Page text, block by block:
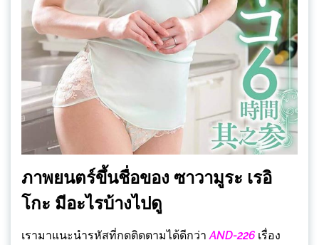
ภาพยนตร์ขึ้นชื่อของ ซาวามูระ เรอิ
โกะ มีอะไรบ้างไปดู
เรามาแนะนำรหัสที่กดติดตามได้ดีกว่าAND-226เรื่อง